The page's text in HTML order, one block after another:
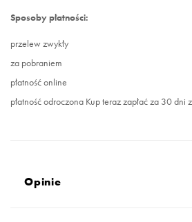
Sposoby płatności:
przelew zwykły
za pobraniem
płatność online
płatność odroczona Kup teraz zapłać za 30 dni
Opinie